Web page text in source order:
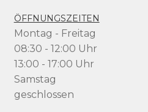
ÖFFNUNGSZEITEN
Montag - Freitag
08:30 - 12:00 Uhr
13:00 - 17:00 Uhr
Samstag
geschlossen